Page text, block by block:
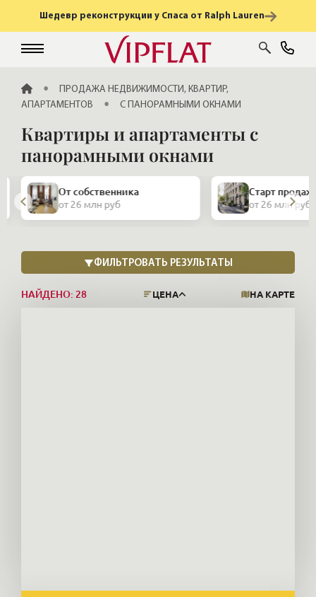
Шедевр реконструкции у Спаса от Ralph Lauren
ГЛАВНАЯПРОДАЖА НЕДВИЖИМОСТИ, КВАРТИР,
АПАРТАМЕНТОВ
С ПАНОРАМНЫМИ ОКНАМИ
Квартиры и апартаменты с
панорамными окнами
Старт продаж
от 26 млн руб
Закрытая
и
от 26 млн руб
НАЙДЕНО: 28 ЦЕНА НА КАРТЕ